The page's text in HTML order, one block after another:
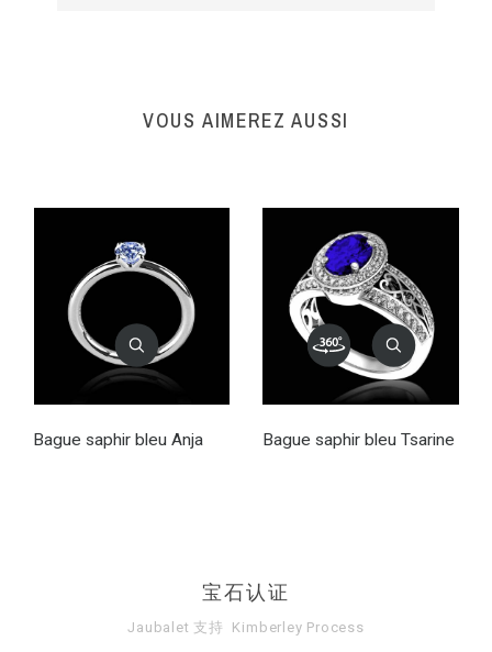
VOUS AIMEREZ AUSSI
Bague saphir bleu Anja Bague saphir bleu Tsarine
宝石认证
Jaubalet 支持 Kimberley Process